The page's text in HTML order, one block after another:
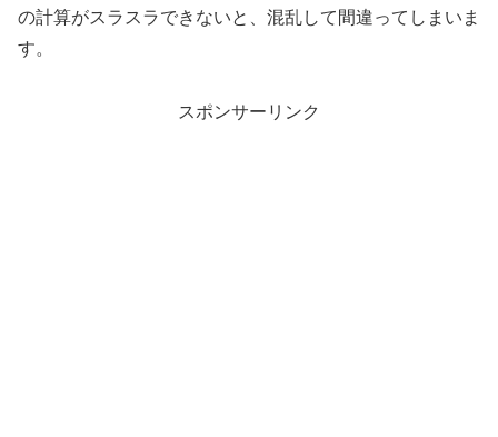
の計算がスラスラできないと、混乱して間違ってしまいま
す。
スポンサーリンク